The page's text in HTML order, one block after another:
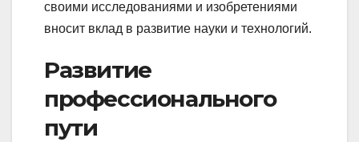
своими исследованиями и изобретениями
вносит вклад в развитие науки и технологий.
Развитие
профессионального
пути